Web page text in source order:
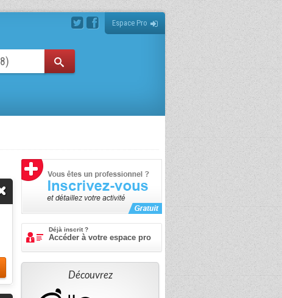
Espace Pro
Déjà inscrit ?
Accéder à votre espace pro
Découvrez